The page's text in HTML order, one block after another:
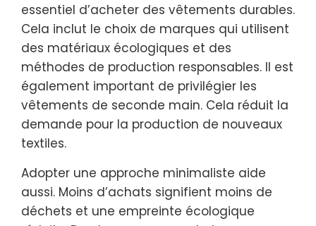
essentiel d’acheter des vêtements durables.
Cela inclut le choix de marques qui utilisent
des matériaux écologiques et des
méthodes de production responsables. Il est
également important de privilégier les
vêtements de seconde main. Cela réduit la
demande pour la production de nouveaux
textiles.
Adopter une approche minimaliste aide
aussi. Moins d’achats signifient moins de
déchets et une empreinte écologique